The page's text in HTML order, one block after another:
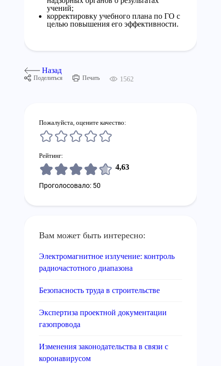
учений;
корректировку учебного плана по ГО с
целью повышения его эффективности.
Назад
Поделиться Печать 1562
Пожалуйста, оцените качество:
Рейтинг:
4,63
Проголосовало: 50
Вам может быть интересно:
Электромагнитное излучение: контроль
радиочастотного диапазона
Безопасность труда в строительстве
Экспертиза проектной документации
газопровода
Изменения законодательства в связи с
коронавирусом